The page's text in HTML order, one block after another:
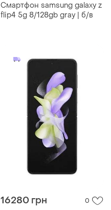
Смартфон samsung galaxy z
flip4 5g 8/128gb gray | б/в
16280 грн 0